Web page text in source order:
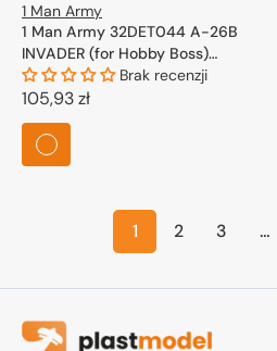
1 Man Army
1 Man Army 32DET044 A-26B
INVADER (for Hobby Boss)
1/32
Brak recenzji
Cena
regularna
105,93 zł
1 2 3 …